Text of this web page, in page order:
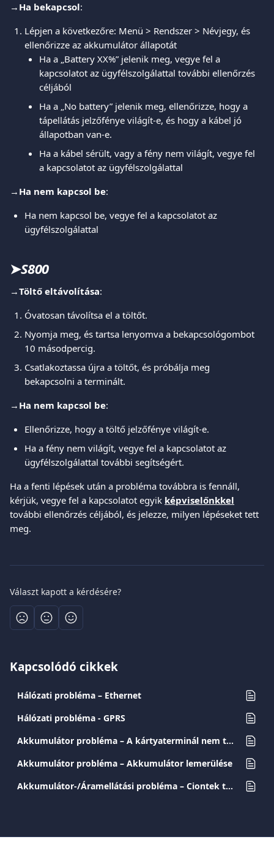
→ Ha bekapcsol:
Lépjen a következőre: Menü > Rendszer > Névjegy, és
ellenőrizze az akkumulátor állapotát
Ha a „Battery XX%” jelenik meg, vegye fel a
kapcsolatot az ügyfélszolgálattal további ellenőrzés
céljából
Ha a „No battery” jelenik meg, ellenőrizze, hogy a
tápellátás jelzőfénye világít-e, és hogy a kábel jó
állapotban van-e.
Ha a kábel sérült, vagy a fény nem világít, vegye fel
a kapcsolatot az ügyfélszolgálattal
→ Ha nem kapcsol be:
Ha nem kapcsol be, vegye fel a kapcsolatot az
ügyfélszolgálattal
➤S800
→Töltő eltávolítása:
Óvatosan távolítsa el a töltőt.
Nyomja meg, és tartsa lenyomva a bekapcsológombot
10 másodpercig.
Csatlakoztassa újra a töltőt, és próbálja meg
bekapcsolni a terminált.
→ Ha nem kapcsol be:
Ellenőrizze, hogy a töltő jelzőfénye világít-e.
Ha a fény nem világít, vegye fel a kapcsolatot az
ügyfélszolgálattal további segítségért.
Ha a fenti lépések után a probléma továbbra is fennáll,
kérjük, vegye fel a kapcsolatot egyik képviselőnkkel
további ellenőrzés céljából, és jelezze, milyen lépéseket tett
meg.
Választ kapott a kérdésére?
Kapcsolódó cikkek
Hálózati probléma – Ethernet
Hálózati probléma - GPRS
Akkumulátor probléma – A kártyaterminál nem töltődik
Akkumulátor probléma – Akkumulátor lemerülése
Akkumulátor-/Áramellátási probléma – Ciontek terminálok